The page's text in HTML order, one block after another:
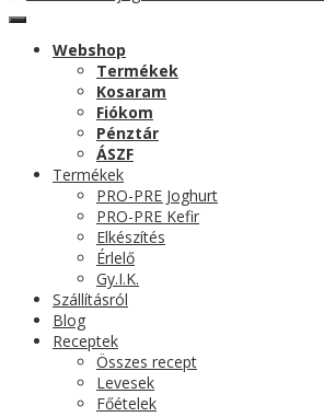
Webshop
Termékek
Kosaram
Fiókom
Pénztár
ÁSZF
Termékek
PRO-PRE Joghurt
PRO-PRE Kefir
Elkészítés
Érlelő
Gy.I.K.
Szállításról
Blog
Receptek
Összes recept
Levesek
Főételek